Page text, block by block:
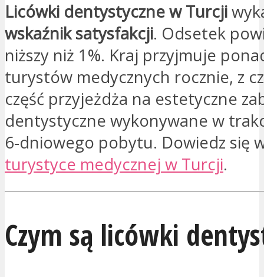
Licówki dentystyczne w Turcji
wskaźnik satysfakcji. Odsetek
niższy niż 1%. Kraj przyjmuje
turystów medycznych rocznie, z
część przyjeżdża na estetyczne
dentystyczne wykonywane w
6-dniowego pobytu. Dowiedz się
turystyce medycznej w Turcji.
Czym są licówki